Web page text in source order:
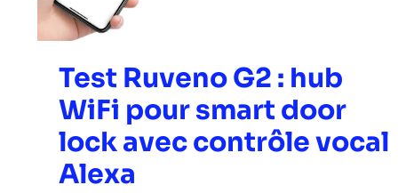
Test Ruveno G2 : hub
WiFi pour smart door
lock avec contrôle vocal
Alexa